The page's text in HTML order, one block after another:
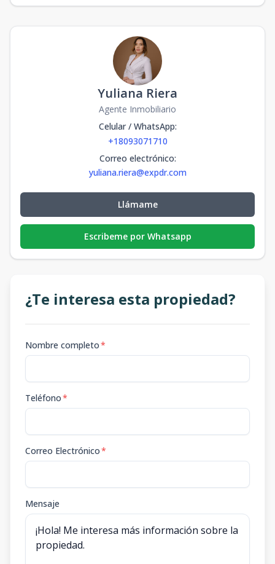
Yuliana Riera
Agente Inmobiliario
Celular / WhatsApp:
+18093071710
Correo electrónico:
yuliana.riera@expdr.com
Llámame
Escribeme por Whatsapp
¿Te interesa esta propiedad?
Nombre completo*
Teléfono*
Correo Electrónico*
Mensaje